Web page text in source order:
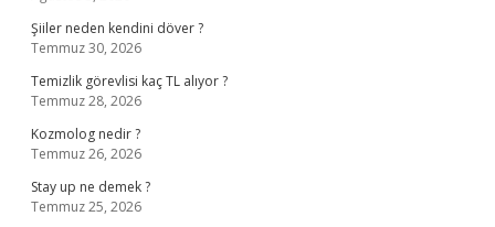
Şiiler neden kendini döver ?
Temmuz 30, 2026
Temizlik görevlisi kaç TL alıyor ?
Temmuz 28, 2026
Kozmolog nedir ?
Temmuz 26, 2026
Stay up ne demek ?
Temmuz 25, 2026